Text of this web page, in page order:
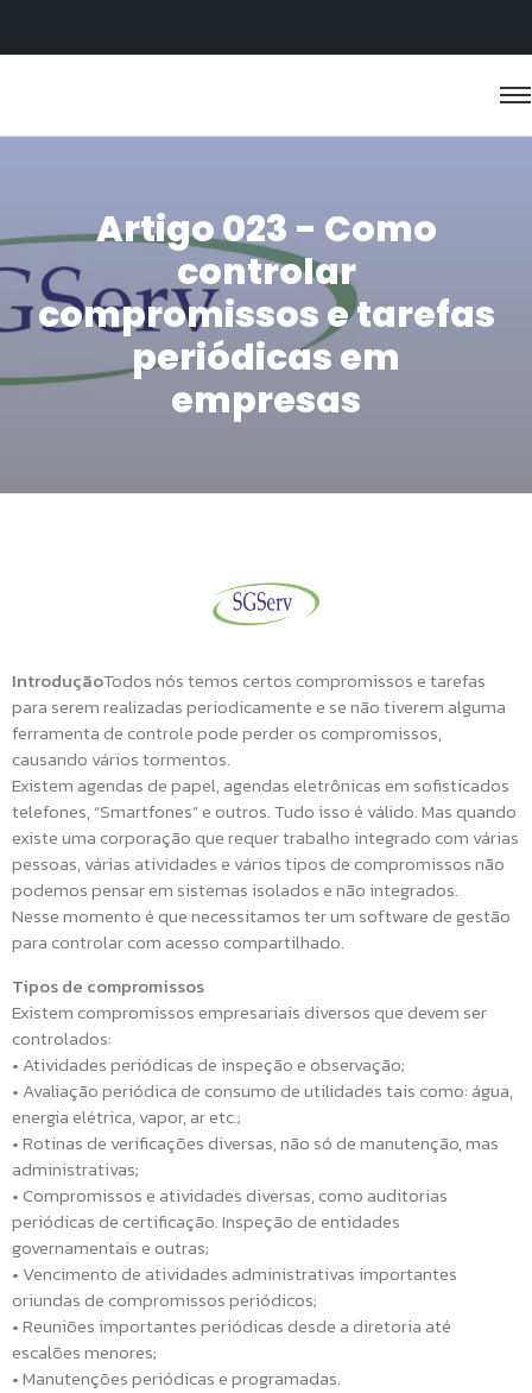
Artigo 023 - Como
controlar
compromissos e tarefas
periódicas em
empresas
IntroduçãoTodos nós temos certos compromissos e tarefas
para serem realizadas periodicamente e se não tiverem alguma
ferramenta de controle pode perder os compromissos,
causando vários tormentos.
Existem agendas de papel, agendas eletrônicas em sofisticados
telefones, “Smartfones” e outros. Tudo isso é válido. Mas quando
existe uma corporação que requer trabalho integrado com várias
pessoas, várias atividades e vários tipos de compromissos não
podemos pensar em sistemas isolados e não integrados.
Nesse momento é que necessitamos ter um software de gestão
para controlar com acesso compartilhado.
Tipos de compromissos
Existem compromissos empresariais diversos que devem ser
controlados:
• Atividades periódicas de inspeção e observação;
• Avaliação periódica de consumo de utilidades tais como: água,
energia elétrica, vapor, ar etc.;
• Rotinas de verificações diversas, não só de manutenção, mas
administrativas;
• Compromissos e atividades diversas, como auditorias
periódicas de certificação. Inspeção de entidades
governamentais e outras;
• Vencimento de atividades administrativas importantes
oriundas de compromissos periódicos;
• Reuniões importantes periódicas desde a diretoria até
escalões menores;
• Manutenções periódicas e programadas.